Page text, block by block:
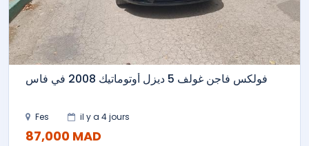
فولكس فاجن غولف 5 ديزل أوتوماتيك 2008 في فاس
Fes il y a 4 jours
87,000 MAD